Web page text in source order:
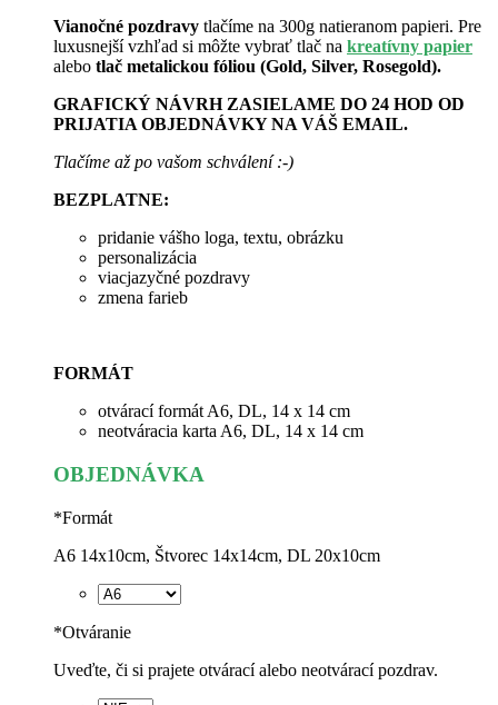
Vianočné pozdravy tlačíme na 300g natieranom papieri. Pre
luxusnejší vzhľad si môžte vybrať tlač na kreatívny papier
alebo tlač metalickou fóliou (Gold, Silver, Rosegold).
GRAFICKÝ NÁVRH ZASIELAME DO 24 HOD OD
PRIJATIA OBJEDNÁVKY NA VÁŠ EMAIL.
Tlačíme až po vašom schválení :-)
BEZPLATNE:
pridanie vášho loga, textu, obrázku
personalizácia
viacjazyčné pozdravy
zmena farieb
FORMÁT
otvárací formát A6, DL, 14 x 14 cm
neotváracia karta A6, DL, 14 x 14 cm
OBJEDNÁVKA
*Formát
A6 14x10cm, Štvorec 14x14cm, DL 20x10cm
*Otváranie
Uveďte, či si prajete otvárací alebo neotvárací pozdrav.